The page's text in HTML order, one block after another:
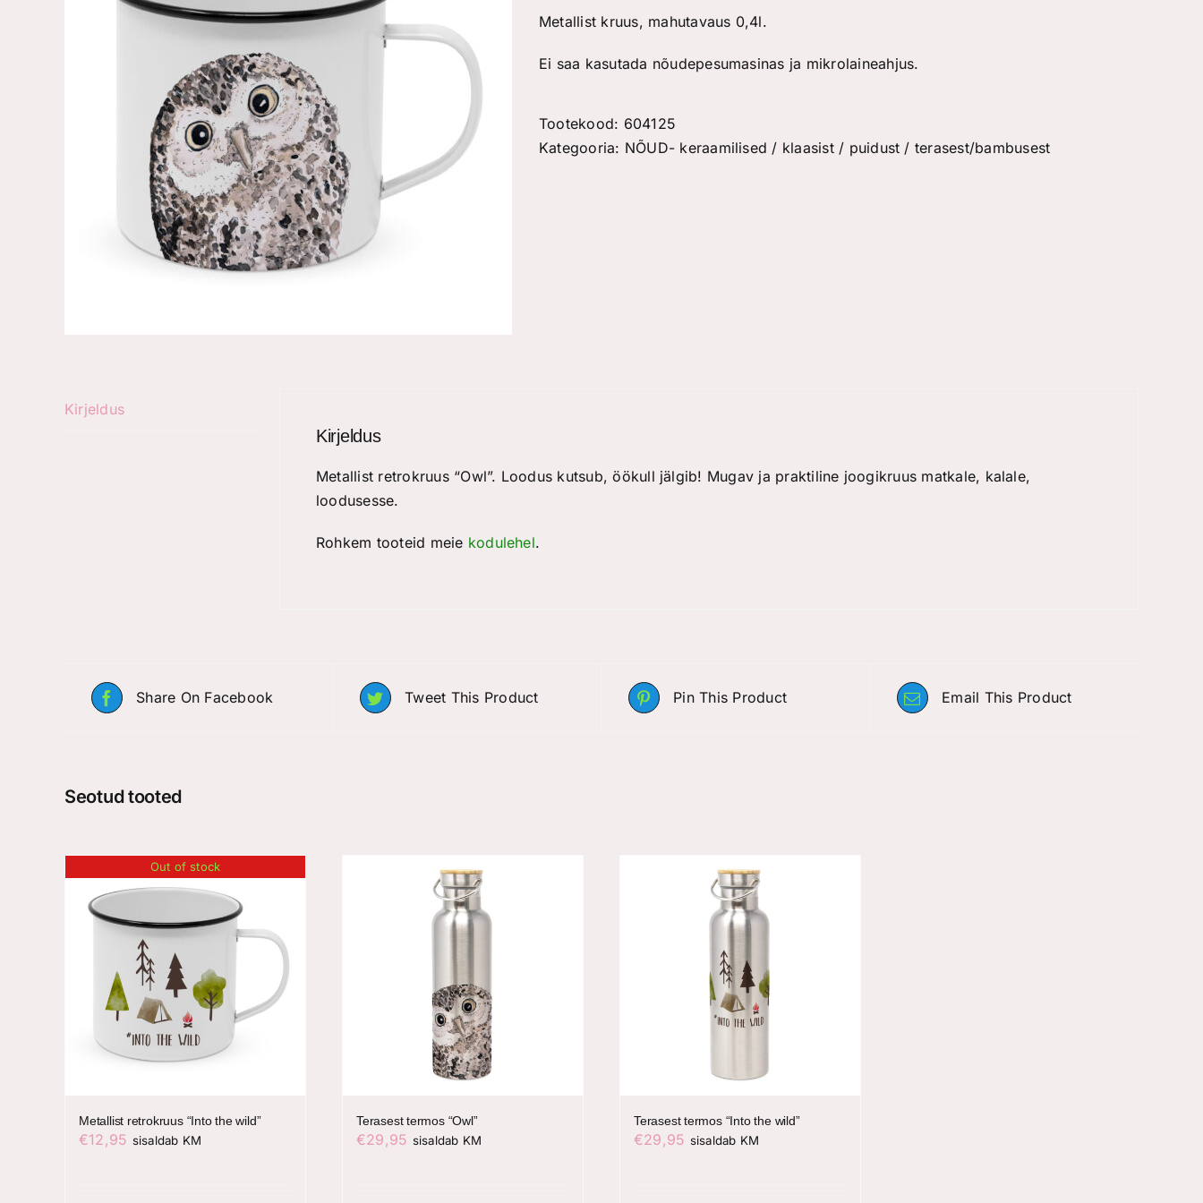
Metallist kruus, mahutavaus 0,4l.
Ei saa kasutada nõudepesumasinas ja mikrolaineahjus.
Tootekood: 604125
Kategooria: NÕUD- keraamilised / klaasist / puidust / terasest/bambusest
Kirjeldus
Kirjeldus
Metallist retrokruus “Owl”. Loodus kutsub, öökull jälgib! Mugav ja praktiline joogikruus matkale, kalale,
loodusesse.
Rohkem tooteid meie kodulehel.
Share On Facebook Tweet This Product Pin This Product Email This Product
Seotud tooted
Out of stock
Metallist retrokruus “Into the wild”
€12,95 sisaldab KM
Terasest termos “Owl”
€29,95 sisaldab KM
Terasest termos “Into the wild”
€29,95 sisaldab KM